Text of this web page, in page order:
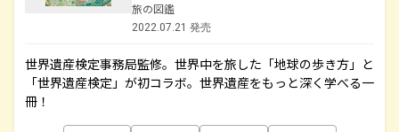
旅の図鑑
2022.07.21 発売
世界遺産検定事務局監修。世界中を旅した「地球の歩き方」と
「世界遺産検定」が初コラボ。世界遺産をもっと深く学べる一
冊！